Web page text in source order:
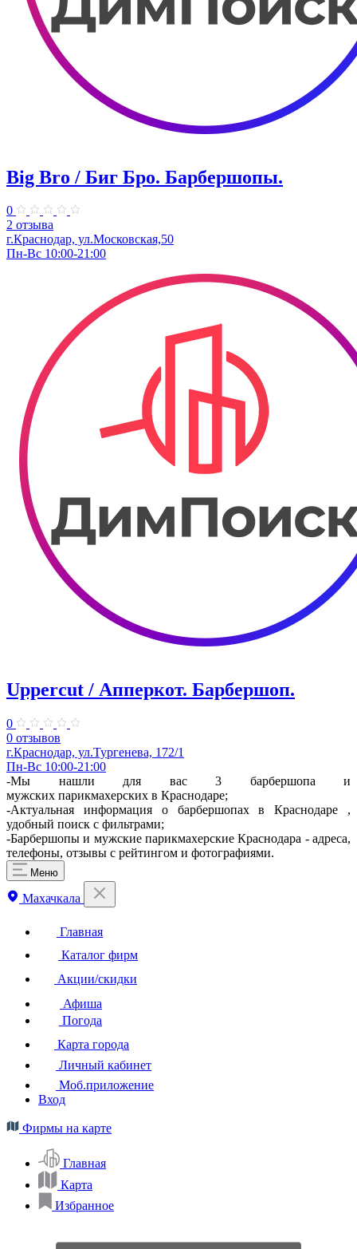
Big Bro / Биг Бро. Барбершопы.
0
2 отзыва
г.Краснодар, ул.Московская,50
Пн-Вс 10:00-21:00
Uppercut / Апперкот. ​Барбершоп.
0
0 отзывов
г.Краснодар, ул.Тургенева, 172/1
Пн-Вс 10:00-21:00
-Мы нашли для вас 3 барбершопа и
мужских парикмахерских в Краснодаре;
-Актуальная информация о барбершопах в Краснодаре ,
удобный поиск с фильтрами;
-Барбершопы и мужские парикмахерские Краснодара - адреса,
телефоны, отзывы с рейтингом и фотографиями.
Меню
Махачкала
Главная
Каталог фирм
Акции/скидки
Афиша
Погода
Карта города
Личный кабинет
Моб.приложение
Вход
Фирмы на карте
Главная
Карта
Избранное